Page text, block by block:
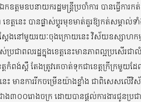
ត្តមឧបនាយករដ្ឋមន្ត្រីប្រចាំការ បានធ្វើកា
នេះ បានផ្លាស់ប្តូរមុខមាត់គួរឱ្យកត់សម្គាល់ទាំងក
តែងនៅមួយរយៈចុងក្រោយនេះ វិស័យឧស្សាហកម្ម
រជាពលរដ្ឋក្នុងខេត្តនេះមានភាពល្អប្រសើរជ
កំពង់ស្ពឺ តែងត្រូវគេចាត់ទុកជាខេត្តក្រីក្រមួយដ
ះ មានការរីកចម្រើនយ៉ាងខ្លាំង ជាពិសេសលើវិ
ាង៣០០រោងចក្រ ដោយបានផ្តល់ការងារជូនប្